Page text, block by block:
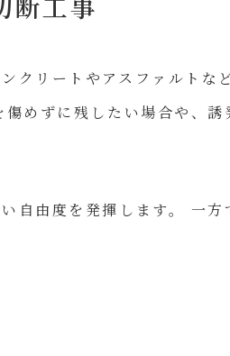
クリートやアスファルトな
めずに残したい場合や、誘
自由度を発揮します。 一